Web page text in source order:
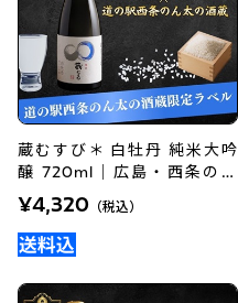
蔵むすび＊ 白牡丹 純米大吟
醸 720ml｜広島・西条の限
定ラベル日本酒を手土産に
¥4,320 （税込）